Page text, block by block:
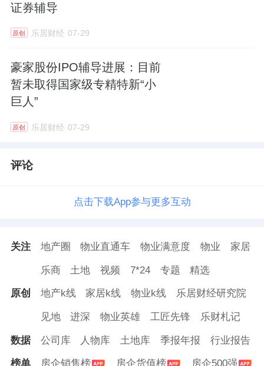
证券辅导
原创 乐居财经 07-29
豪家股份IPO辅导进展：目前
暂未取得国家级专精特新“小
巨人”
原创 乐居财经 07-29
评论
点击下载App参与更多互动
关注 地产圈 物业直通车 物业满意度 物业 家居
乐商 土地 视频 7*24 专题 精选
原创 地产k线 家居k线 物业k线 乐居财经研究院
见地 进深 物业英雄 工匠先锋 乐财札记
数据 公司库 人物库 土地库 季报年报 行业报告
榜单 房企销售榜 房企货值榜 房企500强